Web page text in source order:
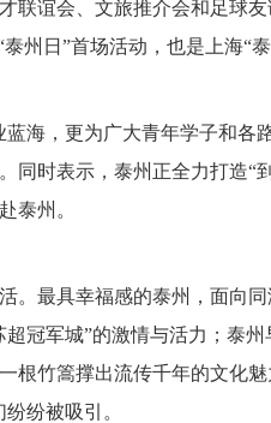
联谊会、文旅推介会和足球
州日”首场活动，也是上海“
海，更为广大青年学子和各
同时表示，泰州正全力打造“
泰州。
。最具幸福感的泰州，面向
冠军城”的激情与活力；泰州
根竹篙撑出流传千年的文化
纷被吸引。